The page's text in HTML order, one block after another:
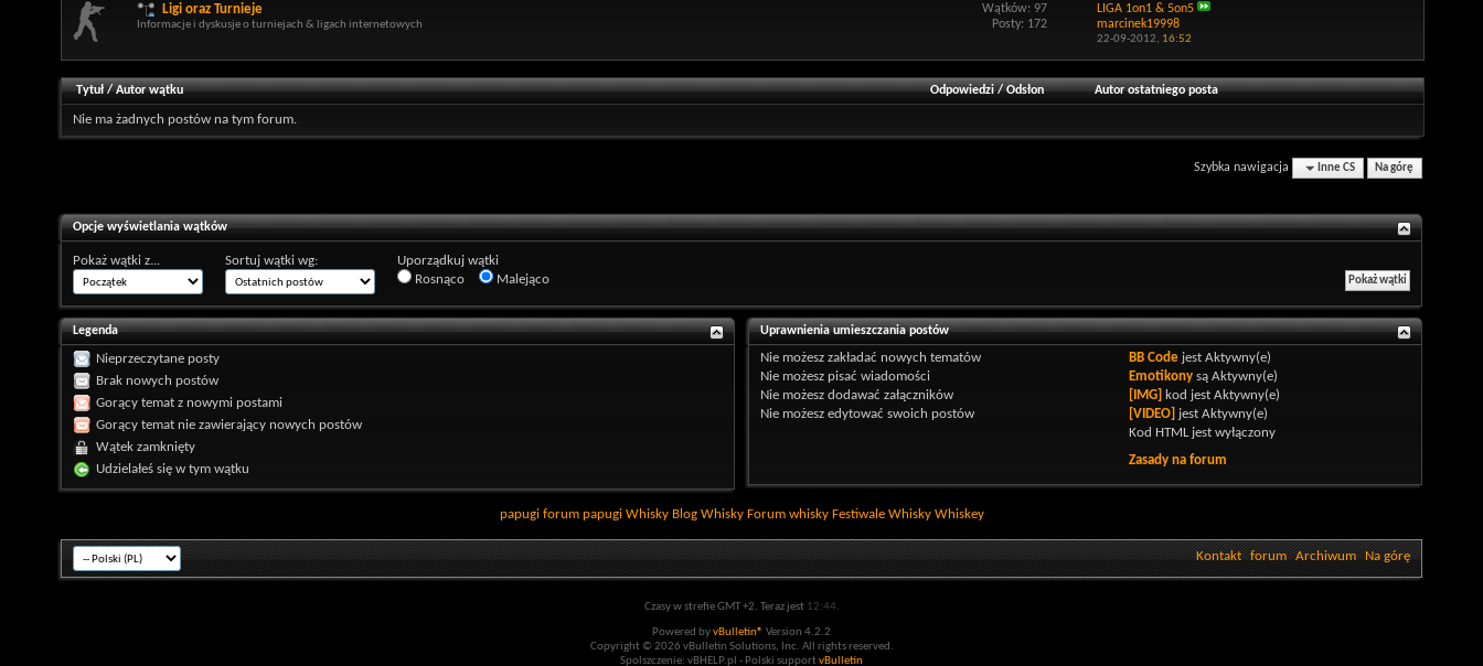
Ligi oraz Turnieje
Informacje i dyskusje o turniejach & ligach internetowych
Wątków: 97
Posty: 172
LIGA 1on1 & 5on5
marcinek19998
22-09-2012, 16:52
Tytuł/Autor wątku Odpowiedzi/Odsłon Autor ostatniego posta
Nie ma żadnych postów na tym forum.
Szybka nawigacja Inne CS Na górę
Opcje wyświetlania wątków
Pokaż wątki z... Sortuj wątki wg:
Uporządkuj wątki
Rosnąco
Malejąco
Legenda
Nieprzeczytane posty
Brak nowych postów
Gorący temat z nowymi postami
Gorący temat nie zawierający nowych postów
Wątek zamknięty
Udzielałeś się w tym wątku
Uprawnienia umieszczania postów
Nie możesz zakładać nowych tematów
Nie możesz pisać wiadomości
Nie możesz dodawać załączników
Nie możesz edytować swoich postów
BB Code jestAktywny(e)
Emotikony sąAktywny(e)
[IMG] kod jestAktywny(e)
[VIDEO] jestAktywny(e)
Kod HTML jestwyłączony
Zasady na forum
papugi forum papugi Whisky Blog Whisky Forum whisky Festiwale Whisky Whiskey
Kontakt forum Archiwum Na górę
Czasy w strefie GMT +2. Teraz jest 12:44.
Powered byvBulletin® Version 4.2.2
Copyright © 2026 vBulletin Solutions, Inc. All rights reserved.
Spolszczenie: vBHELP.pl - Polski supportvBulletin